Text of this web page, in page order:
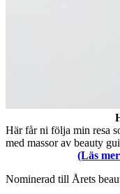
Här får ni följa min resa
med massor av beauty
(Läs
Nominerad till Årets